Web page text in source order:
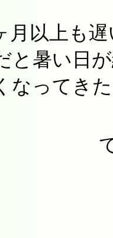
月以上も
と暑い日
なってき
ロ